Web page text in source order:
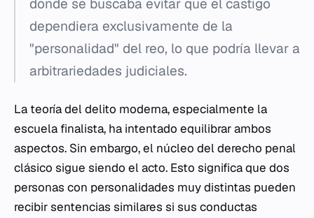
donde se buscaba evitar que el castigo
dependiera exclusivamente de la
"personalidad" del reo, lo que podría llevar a
arbitrariedades judiciales.
La teoría del delito moderna, especialmente la
escuela finalista, ha intentado equilibrar ambos
aspectos. Sin embargo, el núcleo del derecho penal
clásico sigue siendo el acto. Esto significa que dos
personas con personalidades muy distintas pueden
recibir sentencias similares si sus conductas